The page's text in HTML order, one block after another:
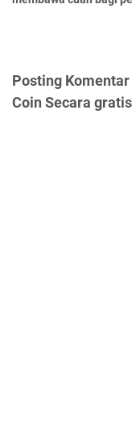
Posting
Coin Secara